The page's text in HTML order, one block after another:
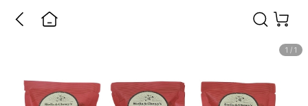
1 / 1